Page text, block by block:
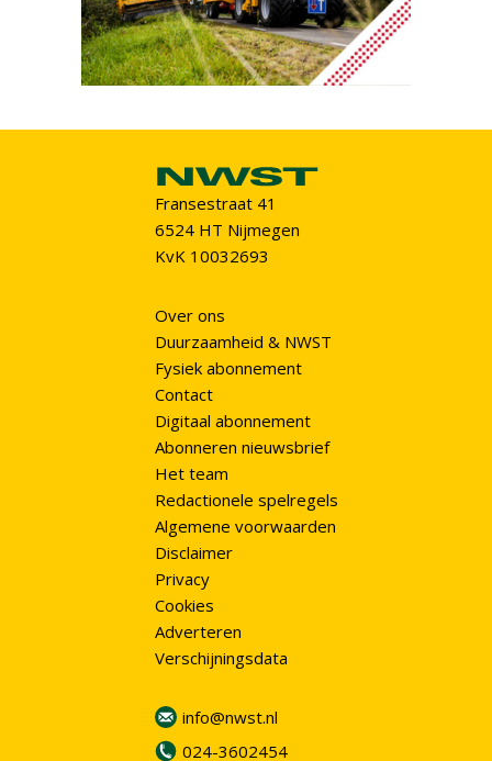
Fransestraat 41
6524 HT Nijmegen
KvK 10032693
Over ons
Duurzaamheid & NWST
Fysiek abonnement
Contact
Digitaal abonnement
Abonneren nieuwsbrief
Het team
Redactionele spelregels
Algemene voorwaarden
Disclaimer
Privacy
Cookies
Adverteren
Verschijningsdata
info@nwst.nl
024-3602454